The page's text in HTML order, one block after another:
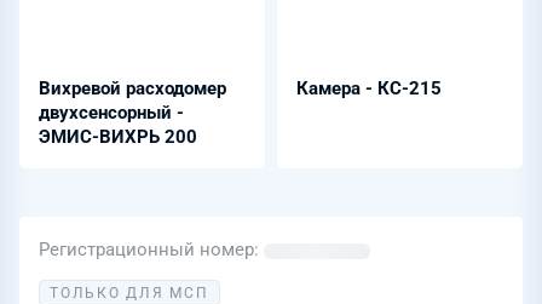
Вихревой расходомер
двухсенсорный -
ЭМИС-ВИХРЬ 200
Камера - КС-215
Регистрационный номер
ТОЛЬКО ДЛЯ МСП